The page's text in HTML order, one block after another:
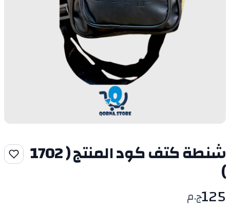
شنطة كتف كود المنتج ( 1702
)
125ج.م